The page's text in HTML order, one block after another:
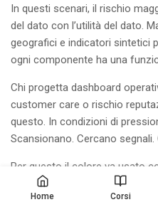
In questi scenari, il rischio
del dato con l’utilità del dato.
geografici e indicatori sintetici
ogni componente ha una
Chi progetta dashboard
customer care o rischio
questo. In condizioni di
Scansionano. Cercano
Per questo il colore va usato
essere comprensibili. Le fonti
gli aggiornamenti devono
Home Corsi